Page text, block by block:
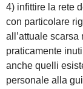
4) infittire la rete
con particolare
all’attuale
praticamente
anche quelli
personale alla